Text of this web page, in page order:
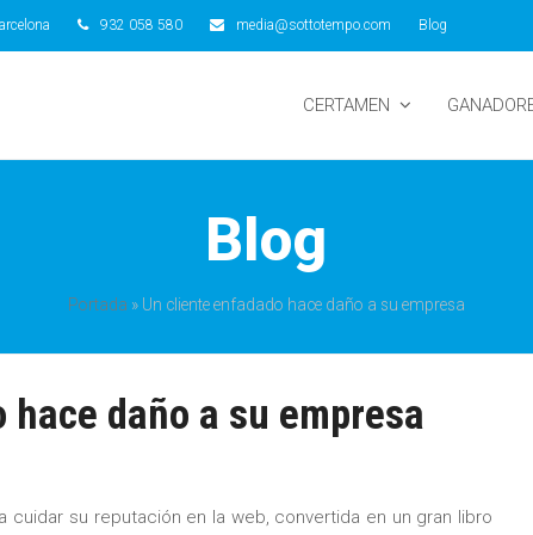
932 058 580 media@sottotempo.com Blog
CERTAMEN
Blog
Portada » Un cliente enfadado hace daño a su empresa
daño a su empresa
cuidar su reputación en la web, convertida en un gran libro